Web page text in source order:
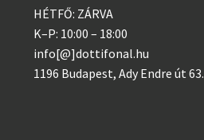
HÉTFŐ: ZÁRVA
K–P: 10:00 – 18:00
info[@]dottifonal.hu
1196 Budapest, Ady Endre út 63.